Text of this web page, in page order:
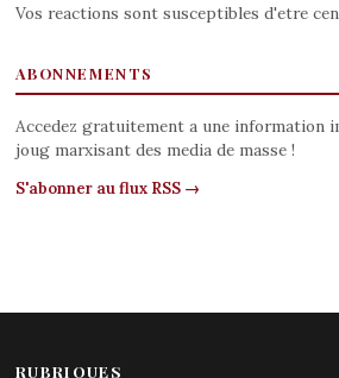
Vos reactions sont susceptibles d'etre
ABONNEMENTS
Accedez gratuitement a une information
joug marxisant des media de masse !
S'abonner au flux RSS →
RUBRIQUES